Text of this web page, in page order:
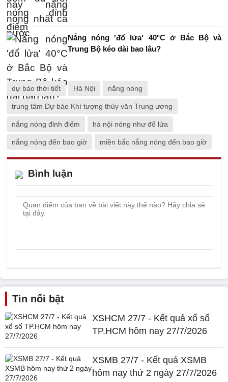
Nắng nóng 'đổ lửa' 40°C ở Bắc Bộ và
Trung Bộ kéo dài bao lâu?
dự báo thời tiết Hà Nội nắng nóng
trung tâm Dự báo Khí tượng thủy văn Trung ương
nắng nóng đỉnh điểm hà nội nóng như đổ lửa
nắng nóng đến bao giờ miền bắc nắng nóng đến bao giờ
Bình luận
Tin nổi bật
XSHCM 27/7 - Kết quả xổ số
TP.HCM hôm nay 27/7/2026
XSMB 27/7 - Kết quả XSMB
hôm nay thứ 2 ngày 27/7/2026